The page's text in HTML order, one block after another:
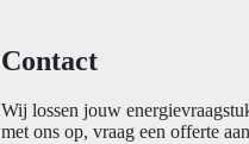
Contact
Wij lossen jouw
met ons op, vraag een offerte